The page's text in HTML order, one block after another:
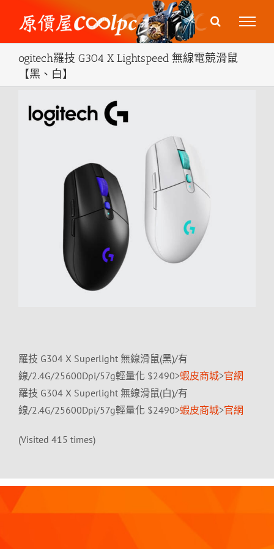
content
ogitech羅技 G304 X Lightspeed 無線電競滑鼠
【黑、白】
Larger
羅技 G304 X Superlight 無線滑鼠(黑)/有
線/2.4G/25600Dpi/57g輕量化 $2490>蝦皮商城>官網
羅技 G304 X Superlight 無線滑鼠(白)/有
線/2.4G/25600Dpi/57g輕量化 $2490>蝦皮商城>官網
(Visited 415 times)